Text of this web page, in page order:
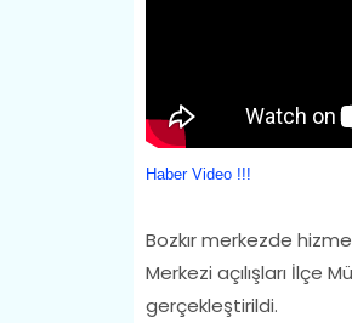
Haber Video !!!
Bozkır merkezde
Merkezi açılışları İlçe
gerçekleştirildi.